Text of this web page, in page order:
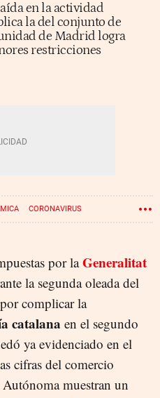
en la actividad
la del conjunto de
de Madrid logra
restricciones
CORONAVIRUS
por laGeneralitat
la segunda oleada del
complicar la
catalana en el segundo
ya evidenciado en el
cifras del comercio
muestran un